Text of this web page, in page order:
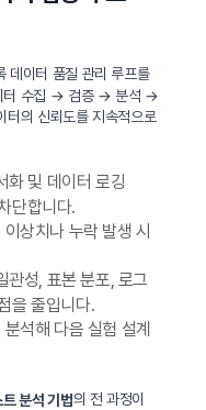
데이터 품질 관리 루프를
터 수집 → 검증 → 분석 →
터의 신뢰도를 지속적으로
화 및 데이터 로깅
단합니다.
상치나 누락 발생 시
성, 표본 분포, 로그
을 줄입니다.
석해 다음 실험 설계
분석 기법의 전 과정이